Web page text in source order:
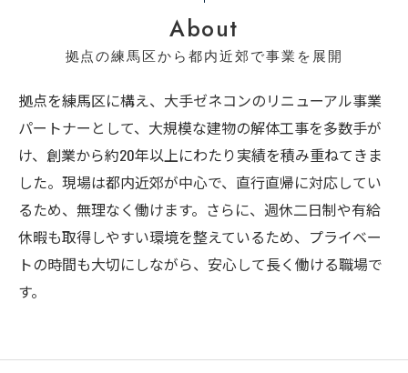
拠点の練馬区から都内近郊で事業を展開
About
拠点を練馬区に構え、大手ゼネコンのリニューアル事業
パートナーとして、大規模な建物の解体工事を多数手が
け、創業から約20年以上にわたり実績を積み重ねてきま
した。現場は都内近郊が中心で、直行直帰に対応してい
るため、無理なく働けます。さらに、週休二日制や有給
休暇も取得しやすい環境を整えているため、プライベー
トの時間も大切にしながら、安心して長く働ける職場で
す。